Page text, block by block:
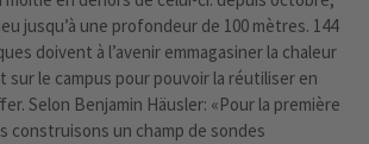
jusqu’à une profondeur de 100 mètres. 144
doivent à l’avenir emmagasiner la chaleur
sur le campus pour pouvoir la réutiliser en
Selon Benjamin Häusler: «Pour la première
construisons un champ de sondes